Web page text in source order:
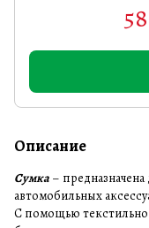
Описание
Сумка –
автомобильных
С помощью